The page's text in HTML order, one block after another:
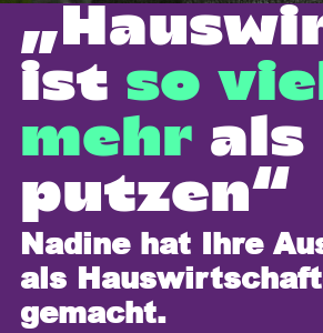
ist so
mehr als
putzen“
Nadine hat Ihre
als
gemacht.